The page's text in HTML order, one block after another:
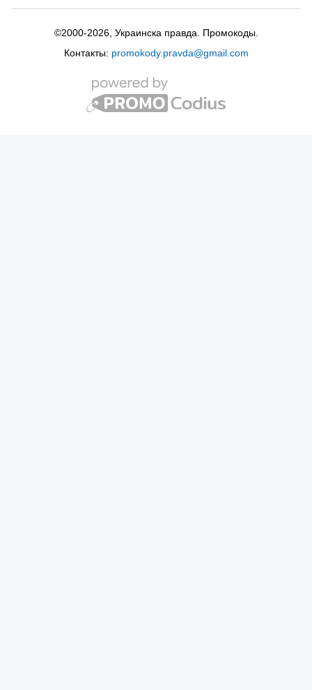
©2000-2026, Украинска правда. Промокоды.
Контакты: promokody.pravda@gmail.com